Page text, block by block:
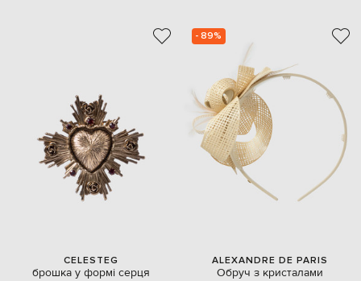
CELESTEG
брошка у формі серця
- 89%
ALEXANDRE DE PARIS
Обруч з кристалами